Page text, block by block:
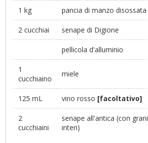
1 kg pancia di manzo disossata
2 cucchiai senape di Digione
pellicola d'alluminio
1
cucchiaino
miele
125 mL vino rosso [facoltativo]
2
cucchiaini
senape all'antica (con grani
interi)